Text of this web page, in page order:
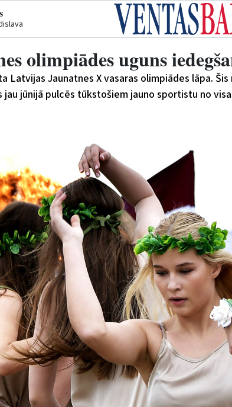
olimpiādes uguns
Latvijas Jaunatnes X vasaras olimpiādes lāpa.
jūnijā pulcēs tūkstošiem jauno sportistu no